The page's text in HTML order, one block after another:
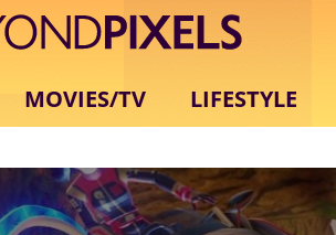
MOVIES/TV LIFESTYLE